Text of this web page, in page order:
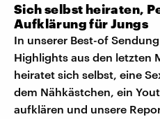
Sich selbst heiraten,
Aufklärung für Jungs
In unserer Best-of
Highlights aus den letzten
heiratet sich selbst, eine
dem Nähkästchen, ein
aufklären und unsere